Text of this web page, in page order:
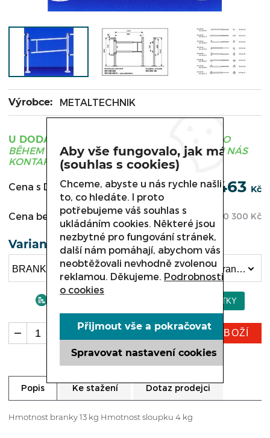
Výrobce: METALTECHNIK
U DODAVATELE
ZBOŽÍ JE OBVYKLE DODÁNO
BĚHEM 3 - 21 DNÍ, PRO UPŘESNĚNÍ TERMÍNU NÁS
KONTAKTUJTE.
Cena s DPH: 12 463 Kč
Cena bez DPH: 10 300 Kč
Varianta
BRANKA PRO ZAMĚSTNANCE SW 026.000 , Branka uzamykatelná SW 026.001 K (12 463 Kč)
ks KOUPIT ZBOŽÍ
Popis Ke stažení Dotaz prodejci
Hmotnost branky 13 kg Hmotnost sloupku 4 kg
Aby vše fungovalo, jak má
(souhlas s cookies)
Chceme, abyste u nás rychle našli
to, co hledáte. I proto
potřebujeme váš souhlas s
ukládáním cookies. Některé jsou
nezbytné pro fungování stránek,
další nám pomáhají, abychom vás
neobtěžovali nevhodně zvolenou
reklamou. Děkujeme. Podrobnosti
o cookies
Spravovat nastavení cookies
Přijmout vše a pokračovat